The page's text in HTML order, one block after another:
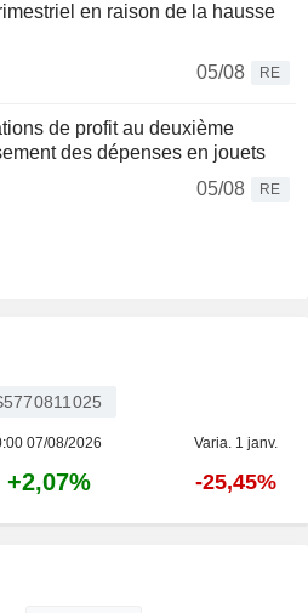
en raison de la hausse
05/08
RE
de profit au deuxième
des dépenses en jouets
05/08
RE
07/08/2026 Varia. 1 janv.
+2,07% -25,45%